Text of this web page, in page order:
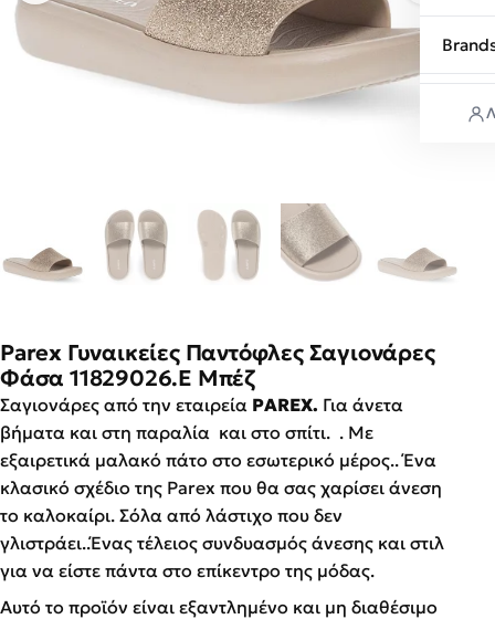
Parex Γυναικείες Παντόφλες Σαγιονάρες
Φάσα 11829026.E Μπέζ
Σαγιονάρες από την εταιρεία PAREX. Για άνετα
βήματα και στη παραλία και στο σπίτι. . Με
εξαιρετικά μαλακό πάτο στο εσωτερικό μέρος.. Ένα
κλασικό σχέδιο της Parex που θα σας χαρίσει άνεση
το καλοκαίρι. Σόλα από λάστιχο που δεν
γλιστράει..Ένας τέλειος συνδυασμός άνεσης και στιλ
για να είστε πάντα στο επίκεντρο της μόδας.
Αυτό το προϊόν είναι εξαντλημένο και μη διαθέσιμο